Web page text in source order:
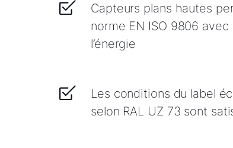
Capteurs plans hautes
norme EN ISO 9806
l’énergie
Les conditions du label
selon RAL UZ 73 sont